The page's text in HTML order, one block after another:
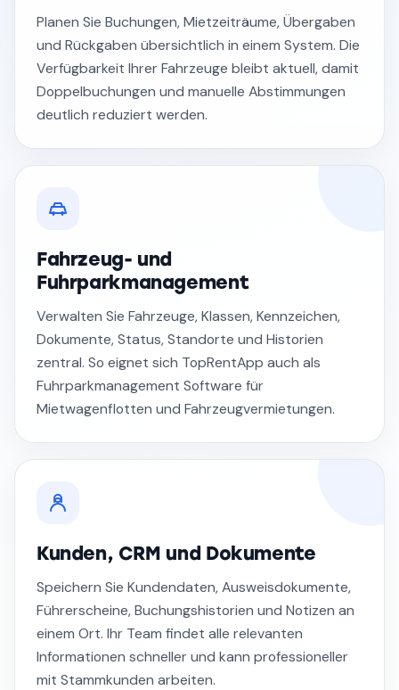
Planen Sie Buchungen, Mietzeiträume, Übergaben
und Rückgaben übersichtlich in einem System. Die
Verfügbarkeit Ihrer Fahrzeuge bleibt aktuell, damit
Doppelbuchungen und manuelle Abstimmungen
deutlich reduziert werden.
Fahrzeug- und
Fuhrparkmanagement
Verwalten Sie Fahrzeuge, Klassen, Kennzeichen,
Dokumente, Status, Standorte und Historien
zentral. So eignet sich TopRentApp auch als
Fuhrparkmanagement Software für
Mietwagenflotten und Fahrzeugvermietungen.
Kunden, CRM und Dokumente
Speichern Sie Kundendaten, Ausweisdokumente,
Führerscheine, Buchungshistorien und Notizen an
einem Ort. Ihr Team findet alle relevanten
Informationen schneller und kann professioneller
mit Stammkunden arbeiten.